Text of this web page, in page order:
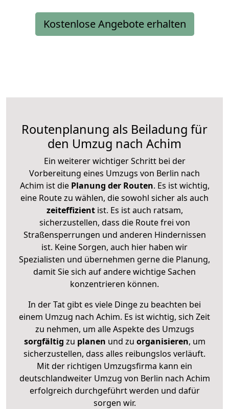
Kostenlose Angebote erhalten
Routenplanung als Beiladung für
den Umzug nach Achim
Ein weiterer wichtiger Schritt bei der
Vorbereitung eines Umzugs von Berlin nach
Achim ist diePlanung der Routen. Es ist wichtig,
eine Route zu wählen, die sowohl sicher als auch
zeiteffizientist. Es ist auch ratsam,
sicherzustellen, dass die Route frei von
Straßensperrungen und anderen Hindernissen
ist. Keine Sorgen, auch hier haben wir
Spezialisten und übernehmen gerne die Planung,
damit Sie sich auf andere wichtige Sachen
konzentrieren können.
In der Tat gibt es viele Dinge zu beachten bei
einem Umzug nach Achim. Es ist wichtig, sich Zeit
zu nehmen, um alle Aspekte des Umzugs
sorgfältig zu planen und zu organisieren, um
sicherzustellen, dass alles reibungslos verläuft.
Mit der richtigen Umzugsfirma kann ein
deutschlandweiter Umzug von Berlin nach Achim
erfolgreich durchgeführt werden und dafür
sorgen wir.